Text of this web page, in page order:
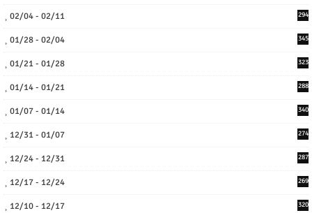
02/04 - 02/11 294
01/28 - 02/04 345
01/21 - 01/28 323
01/14 - 01/21 288
01/07 - 01/14 340
12/31 - 01/07 274
12/24 - 12/31 287
12/17 - 12/24 269
12/10 - 12/17 320